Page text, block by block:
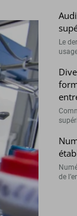
Le
de